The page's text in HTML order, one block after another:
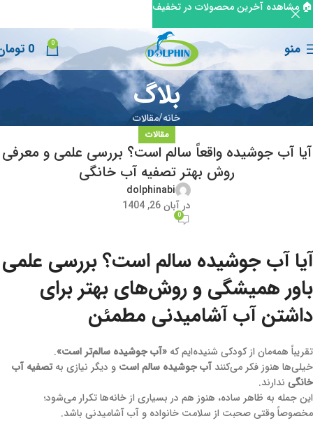
منو 0
0
بلاگ
خانه مقالات
مقالات
آیا آب جوشیده واقعاً سالم است؟ بررسی علمی و معرفی
روش بهتر تصفیه آب خانگی
dolphinabi
در آبان 26, 1404
0
آیاآب جوشیده سالم است؟ بررسی علمی
باور همیشگی و روش‌های بهتر برای
داشتن آب آشامیدنی مطمئن
تقریباً همه‌مان از کودکی شنیده‌ایم که «آب جوشیده سالم‌تر است».
خیلی‌ها هنوز فکر می‌کنند آب جوشیده سالم است و دیگر نیازی بهتصفیه آب
خانگی ندارند.
این جمله به ظاهر ساده، هنوز هم در بسیاری از خانه‌ها تکرار می‌شود؛
مخصوصاً وقتی صحبت از سلامت خانواده و آب آشامیدنی باشد.
🏠 مشاهده آخرین محصولات در تخفیف